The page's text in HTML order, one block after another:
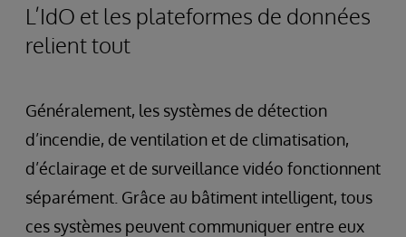
L’IdO et les plateformes de données
relient tout
Généralement, les systèmes de détection
d’incendie, de ventilation et de climatisation,
d’éclairage et de surveillance vidéo fonctionnent
séparément. Grâce au bâtiment intelligent, tous
ces systèmes peuvent communiquer entre eux